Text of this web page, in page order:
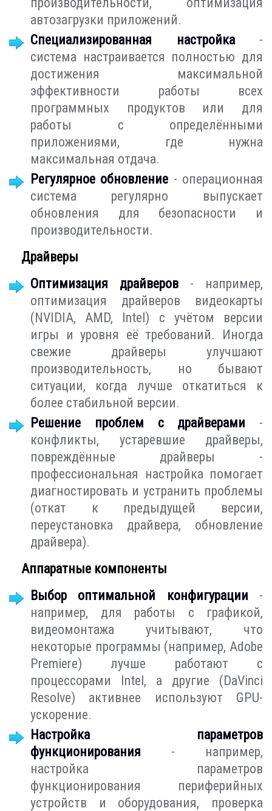
автозагрузки приложений.
Специализированная настройка-
система настраивается полностью для
достижения максимальной
эффективности работы всех
программных продуктов или для
работы с определёнными
приложениями, где нужна
максимальная отдача.
Регулярное обновление - операционная
система регулярно выпускает
обновления для безопасности и
производительности.
Драйверы
Оптимизация драйверов - например,
оптимизация драйверов видеокарты
(NVIDIA, AMD, Intel) с учётом версии
игры и уровня её требований. Иногда
свежие драйверы улучшают
производительность, но бывают
ситуации, когда лучше откатиться к
более стабильной версии.
Решение проблем с драйверами -
конфликты, устаревшие драйверы,
повреждённые драйверы -
профессиональная настройка помогает
диагностировать и устранить проблемы
(откат к предыдущей версии,
переустановка драйвера, обновление
драйвера).
Аппаратные компоненты
Выбор оптимальной конфигурации -
например, для работы с графикой,
видеомонтажа учитывают, что
некоторые программы (например, Adobe
Premiere) лучше работают с
процессорами Intel, а другие (DaVinci
Resolve) активнее используют GPU-
ускорение.
Настройка параметров
функционирования - например,
настройка параметров
функционирования периферийных
устройств и оборудования, проверка